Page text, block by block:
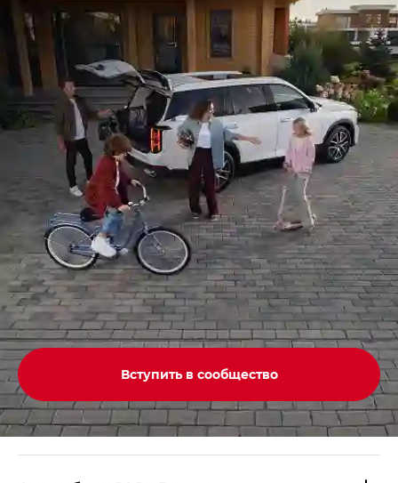
Вступить в сообщество